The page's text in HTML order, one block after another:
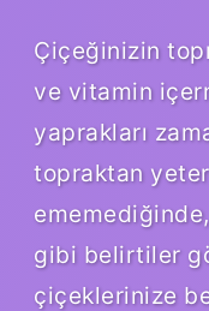
Çiçeğinizin
ve vitamin
yaprakları
topraktan
gibi belirtiler
çiçeklerinize